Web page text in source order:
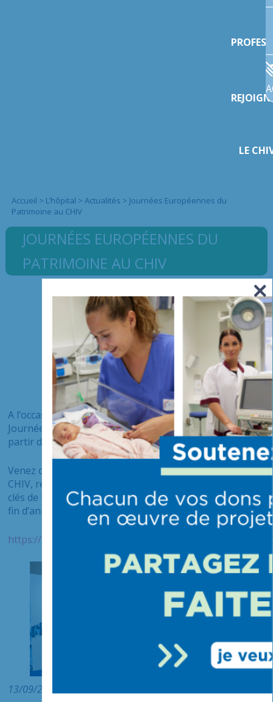
LE
Accueil > L’hôpital > Actualités > Journées Européennes du
Patrimoine au CHIV
JOURNÉES EUROPÉENNES DU
PATRIMOINE AU CHIV
A l’occasion de ses 50 ans, le CHIV participe aux
Journées Européennes du Patrimoine qui auront lieu à
partir du 17 septembre prochain.
Venez découvrir l’exposition officielle des 50 ans du
CHIV, rétrospective des évolutions, innovations et dates
clés de l’hôpital, installée dans le hall d’accueil jusqu’à la
fin d’année.
https://openagenda.com/agendas/7172682/events/
13/09/2021